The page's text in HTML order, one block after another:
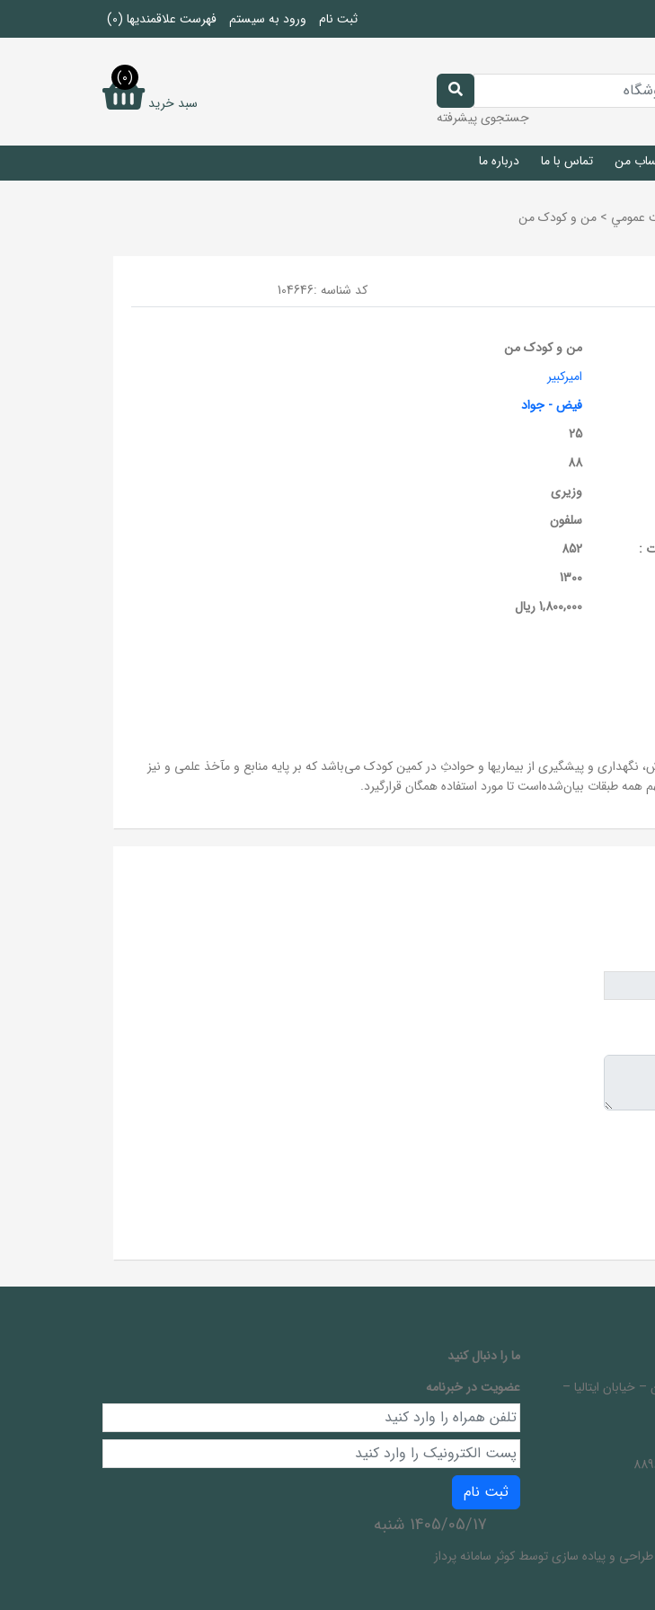
ثبت نام ورود به سیستم فهرست علاقمندیها (0)
جستجوی پیشرفته
سبد خرید
(0)
من تماس با ما درباره ما
عمومي > من و کودک من
کد شناسه :104646
من و کودک من
امیرکبیر
فیض - جواد
25
88
وزیری
سلفون
:
852
1300
1,800,000 ریال
و پیشگیری از بیماریها و حوادثِ در کمین کودک می‌باشد که بر پایه منابع و مآخذ علمی و نیز
طبقات بیان‌‌شده‌است تا مورد استفاده همگان قرارگیرد.
خيابان ايتاليا –
ما را دنبال کنيد
عضویت در خبرنامه
ثبت نام
1405/05/17 شنبه
طراحی و پیاده سازی توسطکوثر سامانه پرداز